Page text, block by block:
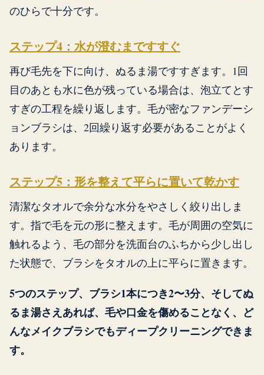
のひらで十分です。
ステップ4：水が澄むまですすぐ
再び毛先を下に向け、ぬるま湯ですすぎます。1回
目のあとも水に色が残っている場合は、泡立てとす
すぎの工程を繰り返します。毛が密なファンデーシ
ョンブラシは、2回繰り返す必要があることがよく
あります。
ステップ5：形を整えて平らに置いて乾かす
清潔なタオルで余分な水分をやさしく絞り出しま
す。指で毛を元の形に整えます。毛が周囲の空気に
触れるよう、毛の部分を洗面台のふちから少し出し
た状態で、ブラシをタオルの上に平らに置きます。
5つのステップ、ブラシ1本につき2〜3分、そしてぬ
るま湯さえあれば、毛や口金を傷めることなく、ど
んなメイクブラシでもディープクリーニングできま
す。